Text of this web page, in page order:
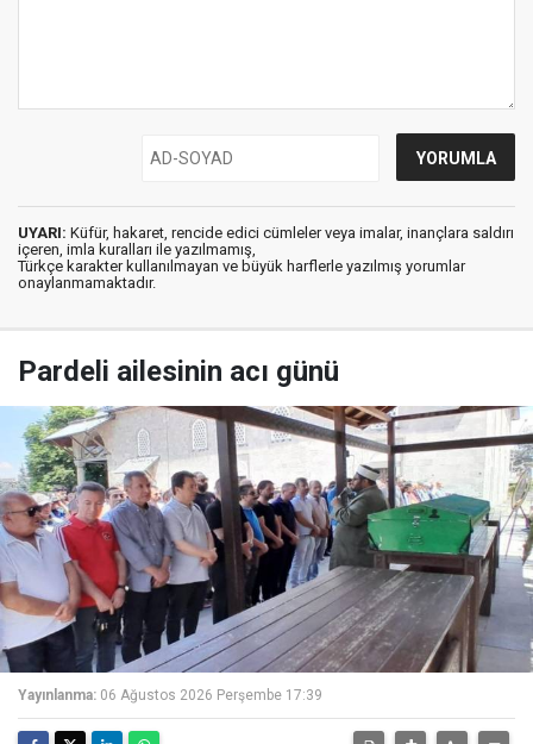
UYARI: Küfür, hakaret, rencide edici cümleler veya imalar, inançlara saldırı
içeren, imla kuralları ile yazılmamış,
Türkçe karakter kullanılmayan ve büyük harflerle yazılmış yorumlar
onaylanmamaktadır.
Pardeli ailesinin acı günü
Yayınlanma: 06 Ağustos 2026 Perşembe 17:39